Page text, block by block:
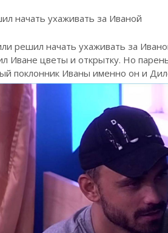
начать ухаживать за Иваной
решил начать ухаживать за
Иване цветы и открытку. Но
поклонник Иваны именно он и